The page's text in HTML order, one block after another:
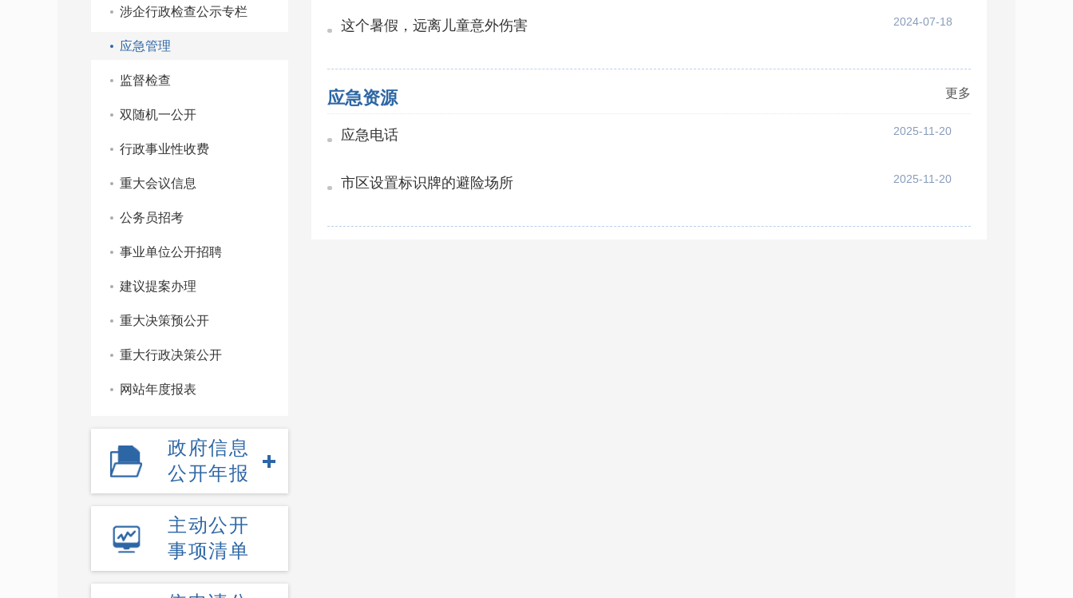
涉企行政检查公示专栏
应急管理
监督检查
双随机一公开
行政事业性收费
重大会议信息
公务员招考
事业单位公开招聘
建议提案办理
重大决策预公开
重大行政决策公开
网站年度报表
政府信息
公开年报
主动公开
事项清单
这个暑假，远离儿童意外伤害 2024-07-18
应急资源 更多
应急电话 2025-11-20
市区设置标识牌的避险场所 2025-11-20